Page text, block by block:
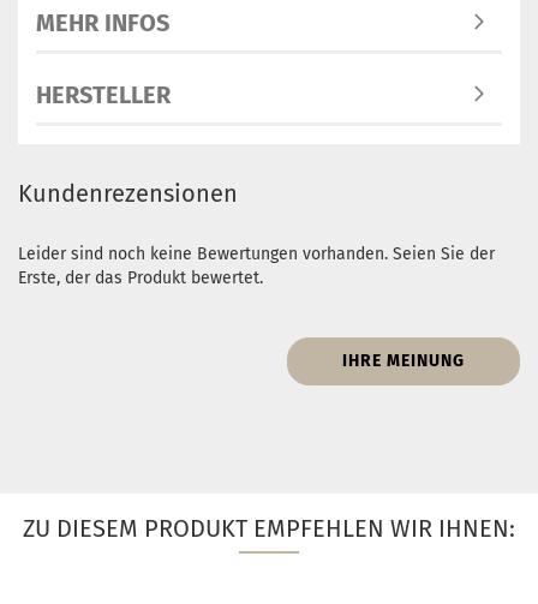
MEHR INFOS
HERSTELLER
Kundenrezensionen
Leider sind noch keine Bewertungen vorhanden. Seien Sie der
Erste, der das Produkt bewertet.
IHRE MEINUNG
ZU DIESEM PRODUKT EMPFEHLEN WIR IHNEN: